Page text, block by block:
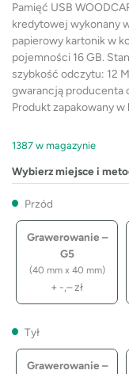
Pamięć USB
kredytowej wykonany
papierowy kartonik w
pojemności 16 GB.
szybkość odczytu: 12
gwarancją producenta
Produkt zapakowany
1387 w magazynie
Wybierz miejsce i
Przód
Grawerowanie –
G5
(40 mm x 40 mm)
+ -,–zł
Tył
Grawerowanie –